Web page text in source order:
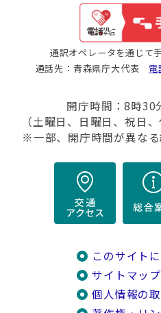
通訳オペレータを通じて
通話先：青森県庁大代表 電
開庁時間：8時30
（土曜日、日曜日、祝日
※一部、開庁時間が異なる
このサイト
サイトマップ
個人情報の